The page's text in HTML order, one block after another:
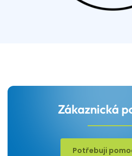
Zákaznická
Potřebuji